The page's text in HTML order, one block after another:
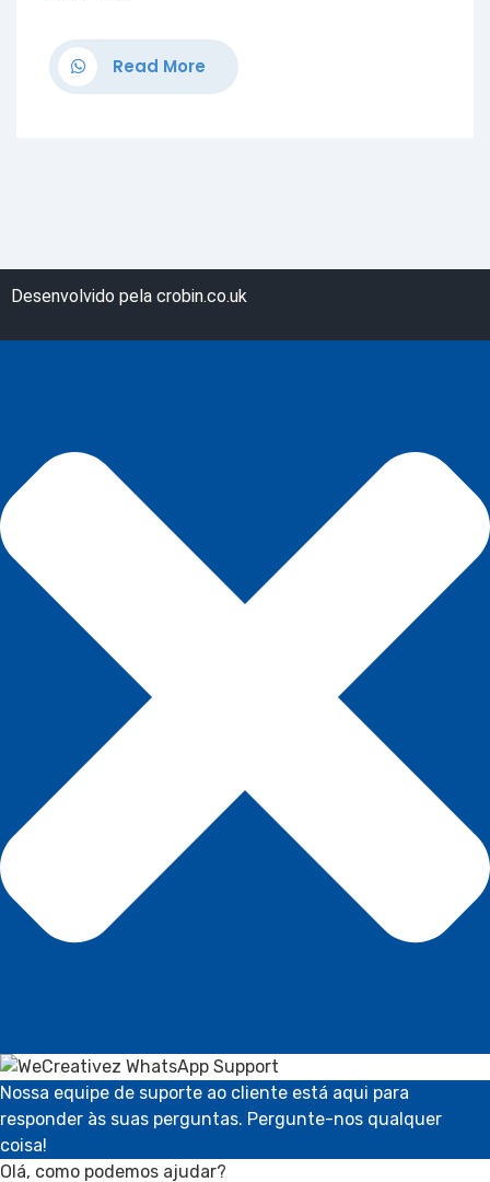
Read More
Desenvolvido pela crobin.co.uk
Nossa equipe de suporte ao cliente está aqui para
responder às suas perguntas. Pergunte-nos qualquer
coisa!
Olá, como podemos ajudar?